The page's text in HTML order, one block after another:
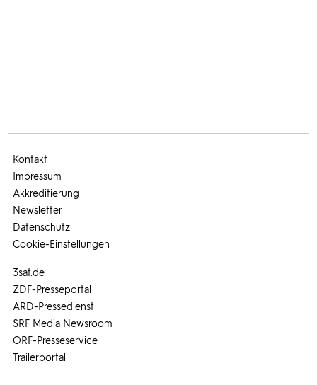
3sat.de
ZDF-Presseportal
ARD-Pressedienst
SRF Media Newsroom
ORF-Presseservice
Trailerportal
Kontakt
Impressum
Akkreditierung
Newsletter
Datenschutz
Cookie-Einstellungen